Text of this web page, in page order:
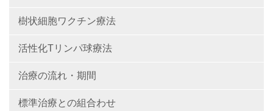
樹状細胞ワクチン療法
活性化Tリンパ球療法
治療の流れ・期間
標準治療との組合わせ